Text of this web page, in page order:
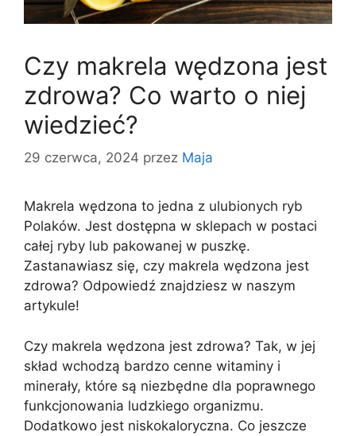
Czy makrela wędzona jest
zdrowa? Co warto o niej
wiedzieć?
29 czerwca, 2024 przez Maja
Makrela wędzona to jedna z ulubionych ryb
Polaków. Jest dostępna w sklepach w postaci
całej ryby lub pakowanej w puszkę.
Zastanawiasz się, czy makrela wędzona jest
zdrowa? Odpowiedź znajdziesz w naszym
artykule!
Czy makrela wędzona jest zdrowa? Tak, w jej
skład wchodzą bardzo cenne witaminy i
minerały, które są niezbędne dla poprawnego
funkcjonowania ludzkiego organizmu.
Dodatkowo jest niskokaloryczna. Co jeszcze